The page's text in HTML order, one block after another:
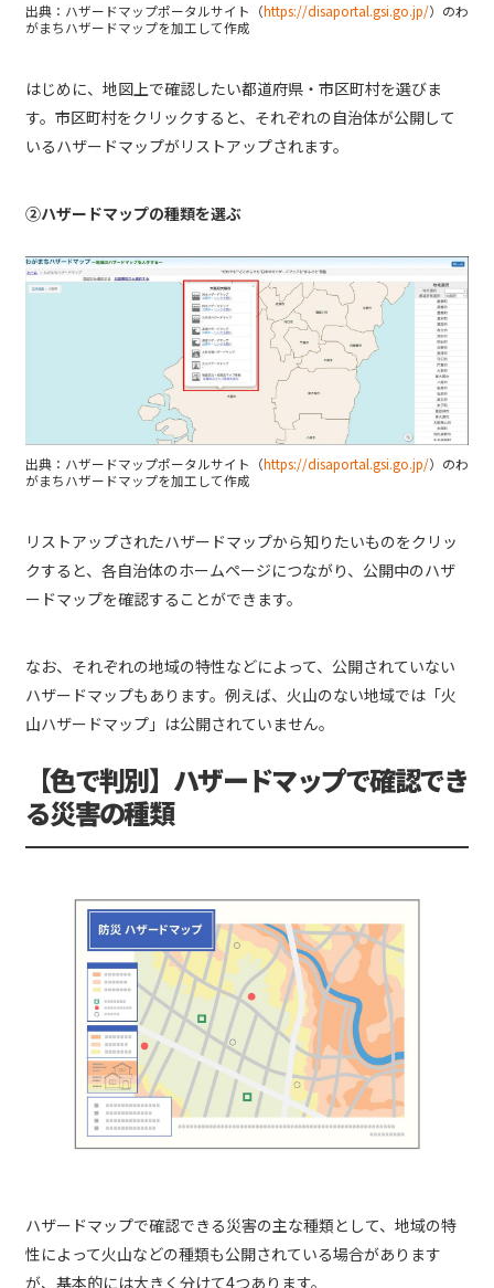
出典：ハザードマップポータルサイト（https://disaportal.gsi.go.jp/）のわ
がまちハザードマップを加工して作成
はじめに、地図上で確認したい都道府県・市区町村を選びま
す。市区町村をクリックすると、それぞれの自治体が公開して
いるハザードマップがリストアップされます。
②ハザードマップの種類を選ぶ
出典：ハザードマップポータルサイト（https://disaportal.gsi.go.jp/）のわ
がまちハザードマップを加工して作成
リストアップされたハザードマップから知りたいものをクリッ
クすると、各自治体のホームページにつながり、公開中のハザ
ードマップを確認することができます。
なお、それぞれの地域の特性などによって、公開されていない
ハザードマップもあります。例えば、火山のない地域では「火
山ハザードマップ」は公開されていません。
【色で判別】ハザードマップで確認でき
る災害の種類
ハザードマップで確認できる災害の主な種類として、地域の特
性によって火山などの種類も公開されている場合があります
が、基本的には大きく分けて4つあります。